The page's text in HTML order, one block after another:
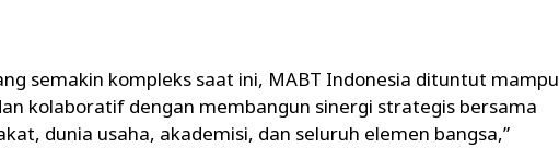
semakin kompleks saat ini, MABT Indonesia dituntut mampu
kolaboratif dengan membangun sinergi strategis bersama
dunia usaha, akademisi, dan seluruh elemen bangsa,”